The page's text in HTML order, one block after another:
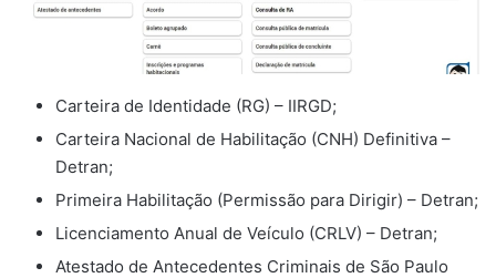
Carteira de Identidade (RG) – IIRGD;
Carteira Nacional de Habilitação (CNH) Definitiva –
Detran;
Primeira Habilitação (Permissão para Dirigir) – Detran;
Licenciamento Anual de Veículo (CRLV) – Detran;
Atestado de Antecedentes Criminais de São Paulo